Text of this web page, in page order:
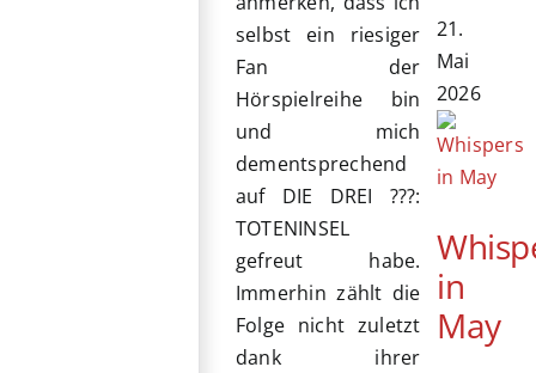
selbst ein riesiger
Fan der
Hörspielreihe bin
und mich
dementsprechend
auf DIE DREI ???:
TOTENINSEL
gefreut habe.
Immerhin zählt die
Folge nicht zuletzt
dank ihrer
21.
Mai
2026
in
May